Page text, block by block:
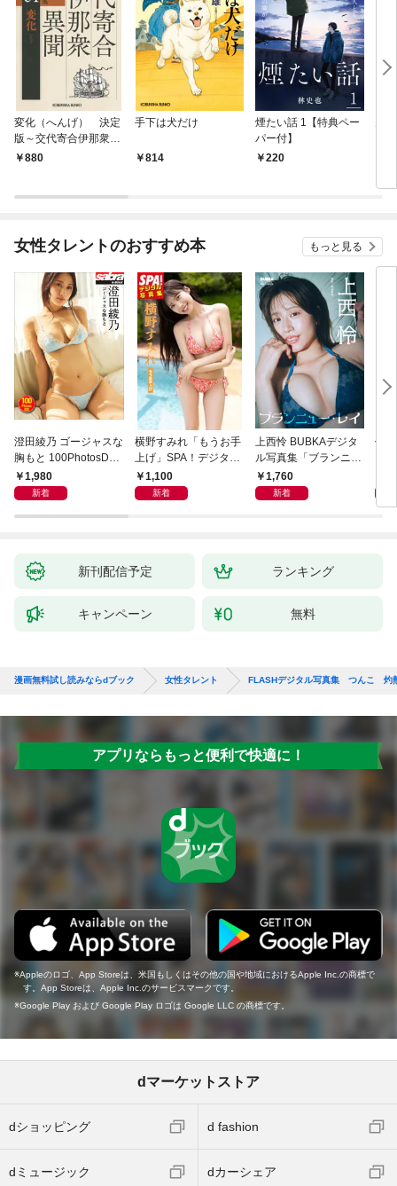
変化（へんげ） 決定
版～交代寄合伊那衆異
聞（1）～
880
手下は犬だけ
814
煙たい話 1【特典ペー
パー付】
220
女性タレントのおすすめ本 もっと見る
澄田綾乃 ゴージャスな
胸もと 100PhotosDX
[sabra net e-Book]
1,980
新着
横野すみれ「もうお手
上げ」SPA！デジタル
写真集
1,100
新着
上西怜 BUBKAデジタ
ル写真集「ブランニュ
ー・レイ」
1,760
新着
似
写
新刊配信予定 ランキング
キャンペーン 無料
漫画無料試し読みならdブック 女性タレント FLASHデジタル写真集 つんこ 灼
アプリならもっと便利で快適に！
Appleのロゴ、App Storeは、米国もしくはその他の国や地域におけるApple Inc.の商標で
す。App Storeは、Apple Inc.のサービスマークです。
Google Play および Google Play ロゴは Google LLC の商標です。
dマーケットストア
dショッピング d fashion
dミュージック dカーシェア